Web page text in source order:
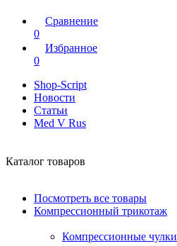
Сравнение
0
Избранное
0
Shop-Script
Новости
Статьи
Med V Rus
Каталог товаров
Посмотреть все товары
Компрессионный трикотаж
Компрессионные чулки